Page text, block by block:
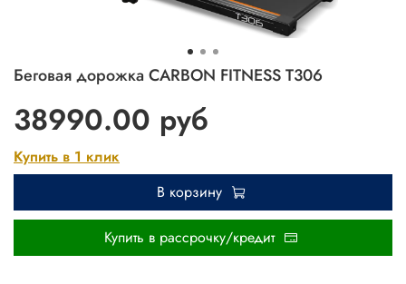
Беговая дорожка CARBON FITNESS T306
38990.00 руб
Купить в 1 клик
В корзину
Купить в рассрочку/кредит